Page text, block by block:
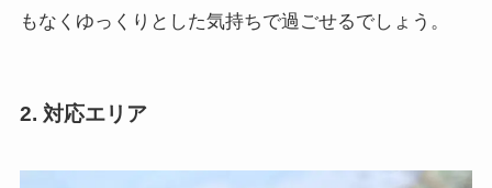
もなくゆっくりとした気持ちで過ごせるでしょう。
2. 対応エリア